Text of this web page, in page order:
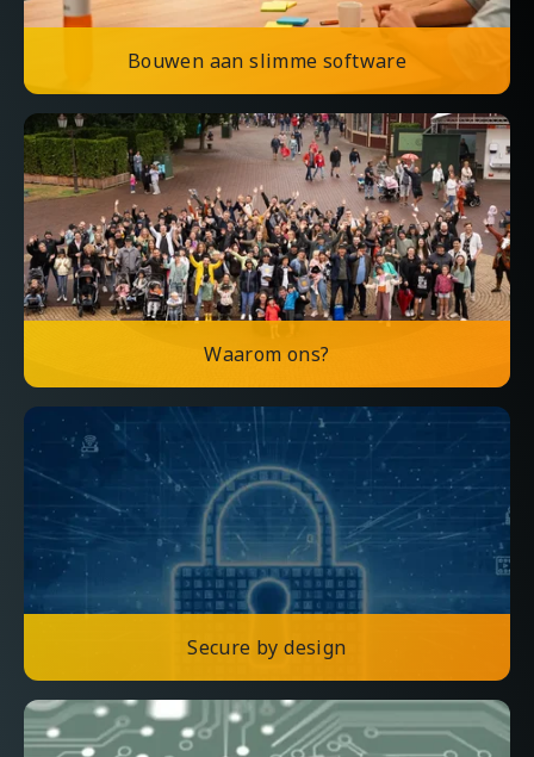
Bouwen aan slimme software
Waarom ons?
Secure by design